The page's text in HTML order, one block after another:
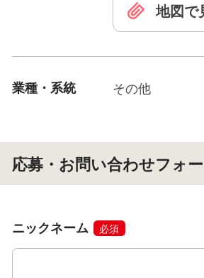
地図で
業種・系統 その他
応募・お問い合わせフォ
ニックネーム 必須